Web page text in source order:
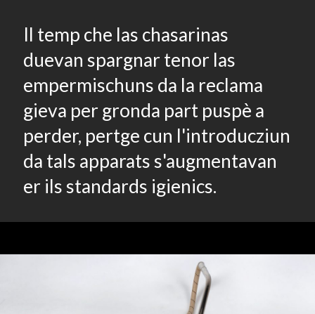
Il temp che las chasarinas
duevan spargnar tenor las
empermischuns da la reclama
gieva per gronda part puspè a
perder, pertge cun l'introducziun
da tals apparats s'augmentavan
er ils standards igienics.